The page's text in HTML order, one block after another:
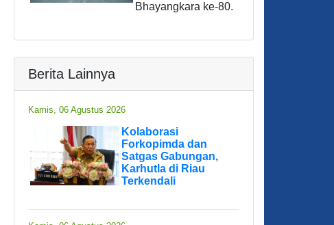
Bhayangkara ke-80.
Berita Lainnya
Kamis, 06 Agustus 2026
Kolaborasi
Forkopimda dan
Satgas Gabungan,
Karhutla di Riau
Terkendali